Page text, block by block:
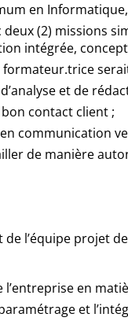
en
(2) missions
intégrée,
et de
contact client ;
communication
de manière
de l’équipe projet
l’entreprise en
et